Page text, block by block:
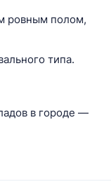
ровным полом,
типа.
в городе —